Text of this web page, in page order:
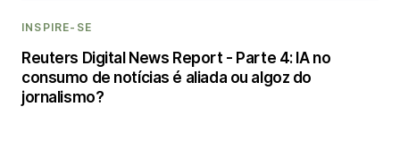
INSPIRE-SE
Reuters Digital News Report - Parte 4: IA no
consumo de notícias é aliada ou algoz do
jornalismo?